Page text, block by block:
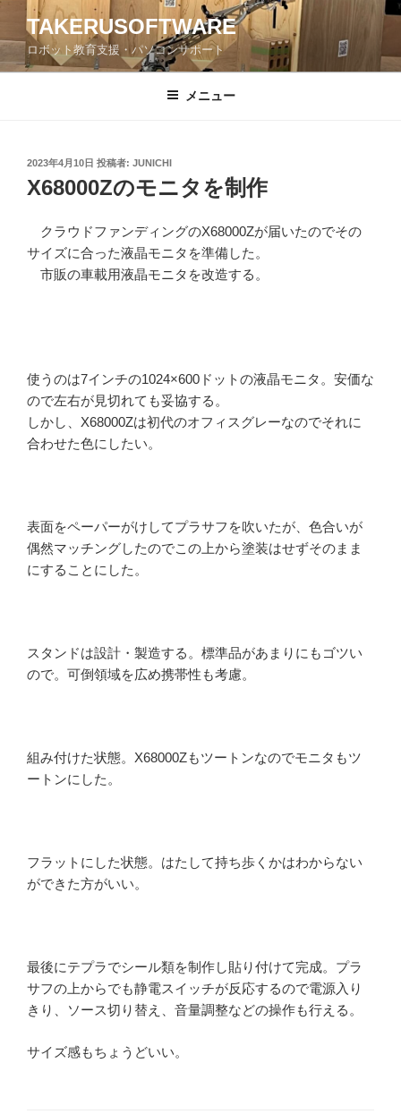
テ
ン
TAKERUSOFTWARE
ロボット教育支援・パソコンサポート
メニュー
投
稿
日:
2023年4月10日 投稿者: JUNICHI
X68000Zのモニタを制作
クラウドファンディングのX68000Zが届いたのでその
サイズに合った液晶モニタを準備した。
市販の車載用液晶モニタを改造する。
使うのは7インチの1024×600ドットの液晶モニタ。安価な
ので左右が見切れても妥協する。
しかし、X68000Zは初代のオフィスグレーなのでそれに
合わせた色にしたい。
表面をペーパーがけしてプラサフを吹いたが、色合いが
偶然マッチングしたのでこの上から塗装はせずそのまま
にすることにした。
スタンドは設計・製造する。標準品があまりにもゴツい
ので。可倒領域を広め携帯性も考慮。
組み付けた状態。X68000Zもツートンなのでモニタもツ
ートンにした。
フラットにした状態。はたして持ち歩くかはわからない
ができた方がいい。
最後にテプラでシール類を制作し貼り付けて完成。プラ
サフの上からでも静電スイッチが反応するので電源入り
きり、ソース切り替え、音量調整などの操作も行える。
サイズ感もちょうどいい。